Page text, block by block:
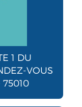
1 DU
VOUS
75010